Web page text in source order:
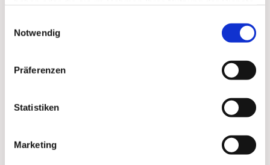
Notwendig
Präferenzen
Statistiken
Marketing
Kontakt:Anne Fränkle
Email:info(at)paulus-lichterfelde.de